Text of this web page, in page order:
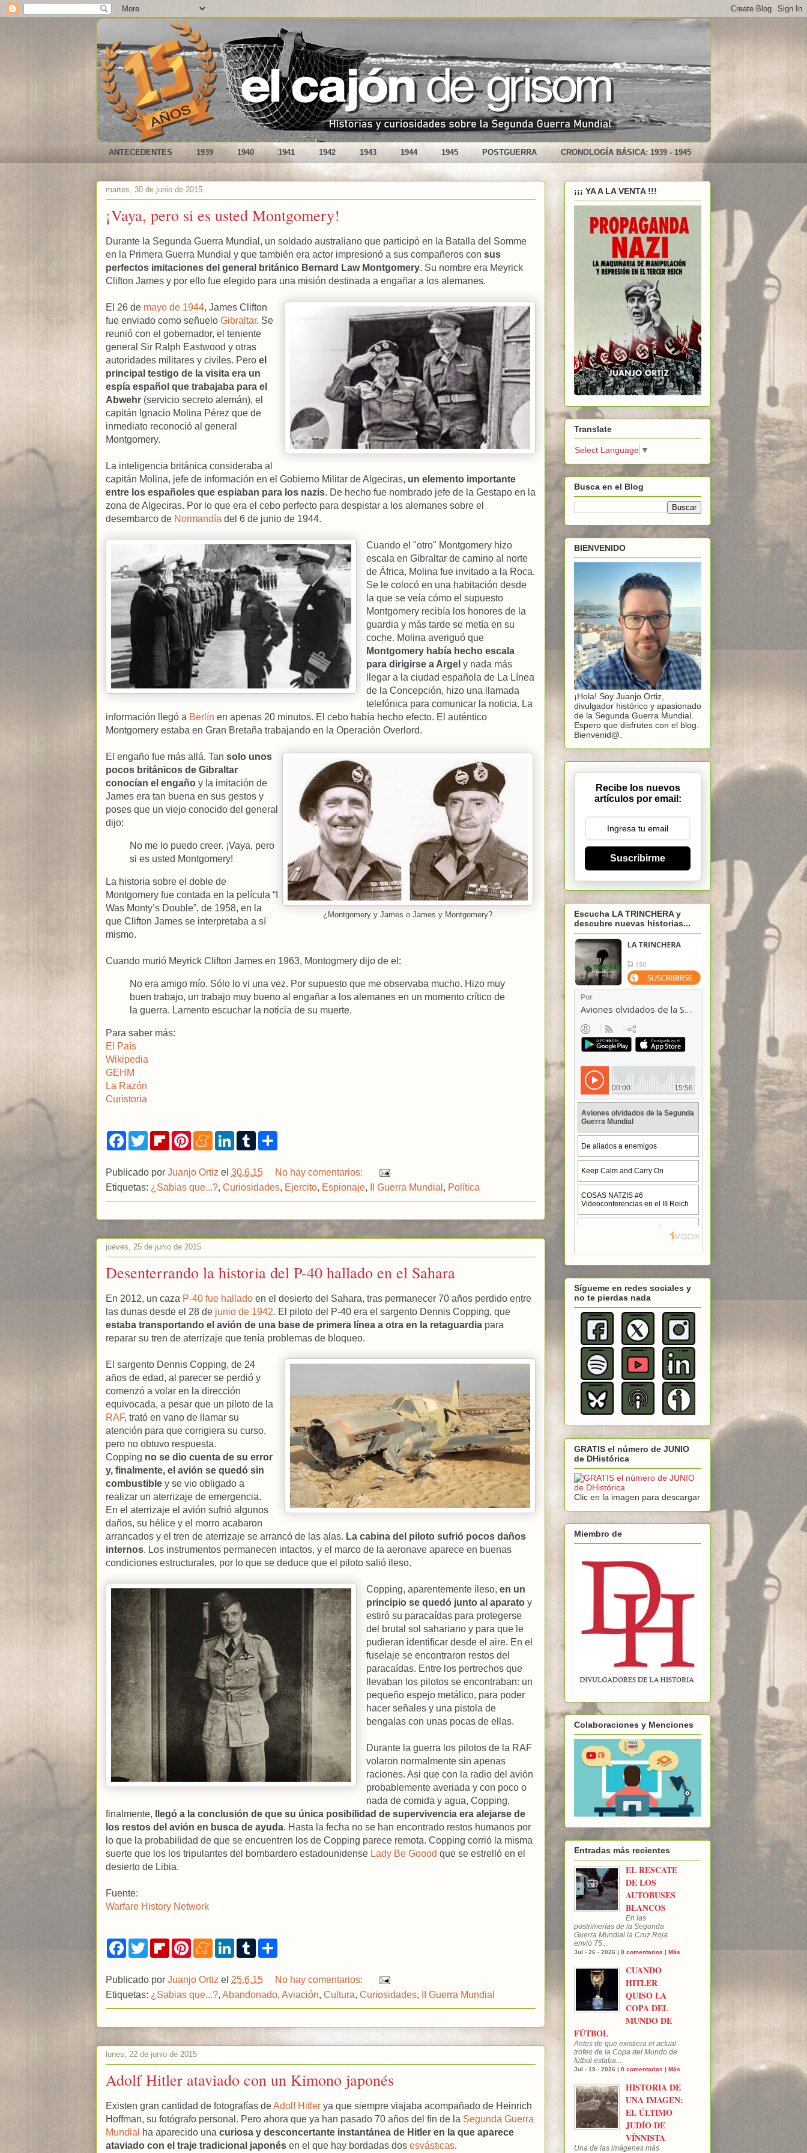
ANTECEDENTES 1939 1940 1941 1942 1943 1944 1945 POSTGUERRA CRONOLOGÍA BÁSICA: 1939 - 1945
martes, 30 de junio de 2015
¡Vaya, pero si es usted Montgomery!
Durante la Segunda Guerra Mundial, un soldado australiano que participó en la Batalla del Somme
en la Primera Guerra Mundial y que también era actor impresionó a sus compañeros con sus
perfectos imitaciones del general británico Bernard Law Montgomery. Su nombre era Meyrick
Clifton James y por ello fue elegido para una misión destinada a engañar a los alemanes.
El 26 de mayo de 1944, James Clifton
fue enviado como señuelo Gibraltar. Se
reunió con el gobernador, el teniente
general Sir Ralph Eastwood y otras
autoridades militares y civiles. Pero el
principal testigo de la visita era un
espía español que trabajaba para el
Abwehr (servicio secreto alemán), el
capitán Ignacio Molina Pérez que de
inmediato reconoció al general
Montgomery.
La inteligencia británica consideraba al
capitán Molina, jefe de información en el Gobierno Militar de Algeciras, un elemento importante
entre los españoles que espiaban para los nazis. De hecho fue nombrado jefe de la Gestapo en la
zona de Algeciras. Por lo que era el cebo perfecto para despistar a los alemanes sobre el
desembarco de Normandía del 6 de junio de 1944.
Cuando el "otro" Montgomery hizo
escala en Gibraltar de camino al norte
de África, Molina fue invitado a la Roca.
Se le colocó en una habitación desde
la que se veía cómo el supuesto
Montgomery recibía los honores de la
guardia y más tarde se metía en su
coche. Molina averiguó que
Montgomery había hecho escala
para dirigirse a Argel y nada más
llegar a la ciudad española de La Línea
de la Concepción, hizo una llamada
telefónica para comunicar la noticia. La
información llegó a Berlín en apenas 20 minutos. El cebo había hecho efecto. El auténtico
Montgomery estaba en Gran Bretaña trabajando en la Operación Overlord.
¿Montgomery y James o James y Montgomery?
El engaño fue más allá. Tan solo unos
pocos británicos de Gibraltar
conocían el engaño y la imitación de
James era tan buena en sus gestos y
poses que un viejo conocido del general
dijo:
No me lo puedo creer. ¡Vaya, pero
si es usted Montgomery!
La historia sobre el doble de
Montgomery fue contada en la película “I
Was Monty’s Double”, de 1958, en la
que Clifton James se interpretaba a sí
mismo.
Cuando murió Meyrick Clifton James en 1963, Montogmery dijo de el:
No era amigo mío. Sólo lo vi una vez. Por supuesto que me observaba mucho. Hizo muy
buen trabajo, un trabajo muy bueno al engañar a los alemanes en un momento crítico de
la guerra. Lamento escuchar la noticia de su muerte.
Para saber más:
El País
Wikipedia
GEHM
La Razón
Curistoria
F
a
b
o
o
k
T
w
t
F
b
o
a
r
P
e
r
e
s
M
a
m
e
L
e
d
I
n
T
l
r
e
Publicado por Juanjo Ortiz el 30.6.15
No hay comentarios:
Etiquetas: ¿Sabias que...?, Curiosidades, Ejercito, Espionaje, II Guerra Mundial , Política
jueves, 25 de junio de 2015
Desenterrando la historia del P-40 hallado en el Sahara
En 2012, un caza P-40 fue hallado en el desierto del Sahara, tras permanecer 70 años perdido entre
las dunas desde el 28 de junio de 1942. El piloto del P-40 era el sargento Dennis Copping, que
estaba transportando el avión de una base de primera línea a otra en la retaguardia para
reparar su tren de aterrizaje que tenía problemas de bloqueo.
El sargento Dennis Copping, de 24
años de edad, al parecer se perdió y
comenzó a volar en la dirección
equivocada, a pesar que un piloto de la
RAF, trató en vano de llamar su
atención para que corrigiera su curso,
pero no obtuvo respuesta.
Copping no se dio cuenta de su error
y, finalmente, el avión se quedó sin
combustible y se vio obligado a
realizar un aterrizaje de emergencia.
En el aterrizaje el avión sufrió algunos
daños, su hélice y el morro acabaron
arrancados y el tren de aterrizaje se arrancó de las alas. La cabina del piloto sufrió pocos daños
internos. Los instrumentos permanecen intactos, y el marco de la aeronave aparece en buenas
condiciones estructurales, por lo que se deduce que el piloto salió ileso.
Copping, aparentemente ileso, en un
principio se quedó junto al aparato y
estiró su paracaídas para protegerse
del brutal sol sahariano y para que le
pudieran identificar desde el aire. En el
fuselaje se encontraron restos del
paracaídas. Entre los pertrechos que
llevaban los pilotos se encontraban: un
pequeño espejo metálico, para poder
hacer señales y una pistola de
bengalas con unas pocas de ellas.
Durante la guerra los pilotos de la RAF
volaron normalmente sin apenas
raciones. Asi que con la radio del avión
probablemente averiada y con poco o
nada de comida y agua, Copping,
finalmente,
llegó a la conclusión de que su única posibilidad de supervivencia era alejarse de
los restos del avión en busca de ayuda. Hasta la fecha no se han encontrado restos humanos por
lo que la probabilidad de que se encuentren los de Copping parece remota. Copping corrió la misma
suerte que los los tripulantes del bombardero estadounidense Lady Be Goood que se estrelló en el
desierto de Libia.
Fuente:
Warfare History Network
F
a
b
o
o
k
T
w
t
F
b
o
a
r
P
e
r
e
s
M
a
m
e
L
e
d
I
n
T
l
r
e
Publicado por Juanjo Ortiz el 25.6.15
No hay comentarios:
Etiquetas: ¿Sabias que...?, Abandonado, Aviación, Cultura, Curiosidades, II Guerra Mundial
lunes, 22 de junio de 2015
Adolf Hitler ataviado con un Kimono japonés
Existen gran cantidad de fotografías deAdolf Hitler ya que siempre viajaba acompañado de Heinrich
Hoffman, su fotógrafo personal. Pero ahora que ya han pasado 70 años del fin de la Segunda Guerra
Mundial
ha aparecido una curiosa y desconcertante instantánea de Hitler en la que aparece
ataviado con el traje tradicional japonés en el que hay bordadas dos esvásticas.
¡¡¡ YA A LA VENTA !!!
Translate
Select Language ▼
Busca en el Blog
BIENVENIDO
¡Hola! Soy Juanjo Ortiz,
divulgador histórico y apasionado
de la Segunda Guerra Mundial.
Espero que disfrutes con el blog.
Bienvenid@.
Recibe los nuevos
artículos por email:
Suscribirme
Escucha LA TRINCHERA y
descubre nuevas historias...
Sígueme en redes sociales y
no te pierdas nada
GRATIS el número de JUNIO
de DHistórica
Clic en la imagen para descargar
Miembro de
Colaboraciones y Menciones
Entradas más recientes
EL RESCATE
DE LOS
AUTOBUSES
BLANCOS
En las
postrimerías de la Segunda
Guerra Mundial la Cruz Roja
envió 75...
Jul - 26 - 2026 | 0 comentarios | Más
CUANDO
HITLER
QUISO LA
COPA DEL
MUNDO DE
FÚTBOL
Antes de que existiera el actual
trofeo de la Copa del Mundo de
fútbol estaba...
Jul - 19 - 2026 | 0 comentarios | Más
HISTORIA DE
UNA IMAGEN:
EL ÚLTIMO
JUDÍO DE
VÍNNISTA
Una de las imágenes más